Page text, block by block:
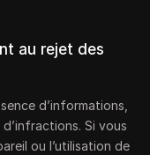
au rejet des
d’informations,
Si vous
ou l’utilisation de